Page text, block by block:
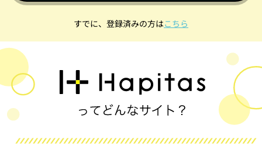
すでに、登録済みの方はこちら